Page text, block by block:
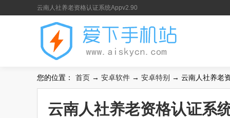
云南人社养老资格认证系统Appv2.90
您的位置： 首页 → 安卓软件 → 安卓特别 → 云南人社养老
云南人社养老资格认证系